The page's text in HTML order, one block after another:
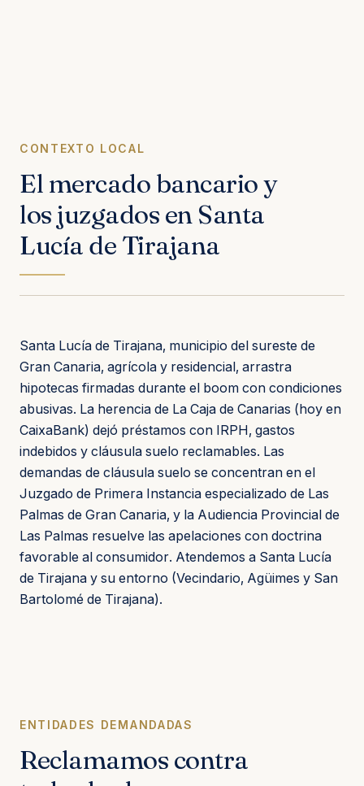
CONTEXTO LOCAL
El mercado bancario y
los juzgados en Santa
Lucía de Tirajana
Santa Lucía de Tirajana, municipio del sureste de
Gran Canaria, agrícola y residencial, arrastra
hipotecas firmadas durante el boom con condiciones
abusivas. La herencia de La Caja de Canarias (hoy en
CaixaBank) dejó préstamos con IRPH, gastos
indebidos y cláusula suelo reclamables. Las
demandas de cláusula suelo se concentran en el
Juzgado de Primera Instancia especializado de Las
Palmas de Gran Canaria, y la Audiencia Provincial de
Las Palmas resuelve las apelaciones con doctrina
favorable al consumidor. Atendemos a Santa Lucía
de Tirajana y su entorno (Vecindario, Agüimes y San
Bartolomé de Tirajana).
ENTIDADES DEMANDADAS
Reclamamos contra